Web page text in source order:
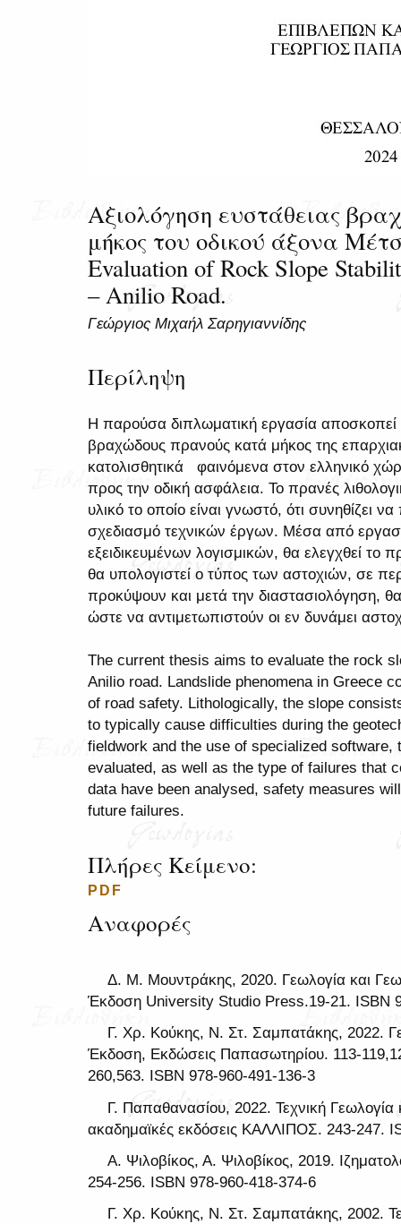
Αξιολόγηση ευστάθειας
μήκος του οδικού άξονα
Evaluation of Rock Slope
– Anilio Road.
Γεώργιος Μιχαήλ Σαρηγιαννίδης
Περίληψη
Η παρούσα διπλωματική εργασία αποσκοπεί
βραχώδους πρανούς κατά μήκος της
κατολισθητικά φαινόμενα στον ελληνικό
προς την οδική ασφάλεια. Το πρανές
υλικό το οποίο είναι γνωστό, ότι συνηθίζει
σχεδιασμό τεχνικών έργων. Μέσα από
εξειδικευμένων λογισμικών, θα ελεγχθεί το
θα υπολογιστεί ο τύπος των αστοχιών, σε
προκύψουν και μετά την διαστασιολόγηση,
ώστε να αντιμετωπιστούν οι εν δυνάμει
The current thesis aims to evaluate the rock
Anilio road. Landslide phenomena in Greece
of road safety. Lithologically, the slope
to typically cause difficulties during the
fieldwork and the use of specialized
evaluated, as well as the type of failures that
data have been analysed, safety measures
future failures.
Πλήρες Κείμενο:
PDF
Αναφορές
Δ. Μ. Μουντράκης, 2020. Γεωλογία και
Έκδοση University Studio Press.19-21. ISBN
Γ. Χρ. Κούκης, Ν. Στ. Σαμπατάκης, 2022.
Έκδοση, Εκδώσεις Παπασωτηρίου. 113-
260,563. ISBN 978-960-491-136-3
Γ. Παπαθανασίου, 2022. Τεχνική Γεωλογία
ακαδημαϊκές εκδόσεις ΚΑΛΛΙΠΟΣ. 243-247.
Α. Ψιλοβίκος, Α. Ψιλοβίκος, 2019.
254-256. ISBN 978-960-418-374-6
Γ. Χρ. Κούκης, Ν. Στ. Σαμπατάκης, 2002.